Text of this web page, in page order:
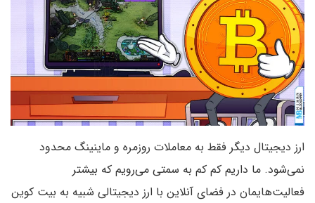
ارز دیجیتال دیگر فقط به معاملات روزمره و ماینینگ محدود
نمی‌شود. ما داریم کم کم به سمتی می‌رویم که بیشتر
فعالیت‌هایمان در فضای آنلاین با ارز دیجیتالی شبیه به بیت کوین